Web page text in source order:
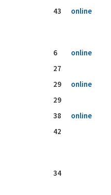
43 online
6
online
27
29
online
29
38
online
42
34